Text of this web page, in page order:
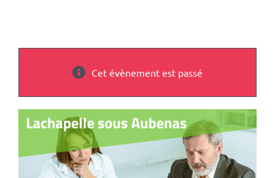
Cet évènement est passé